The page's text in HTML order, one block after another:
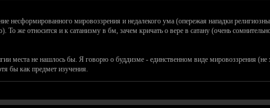
несформированного мировоззрения и недалекого ума (опережая нападки
То же относится и к сатанизму в бм, зачем кричать о вере в сатану (очень
места не нашлось бы. Я говорю о буддизме - единственном виде мировоззрения (не
бы как предмет изучения.